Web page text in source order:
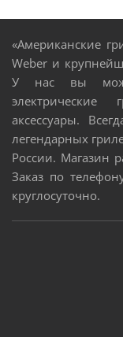
«Американские
Weber и
У нас вы
аксессуары.
легендарных
России. Магазин
Заказ по
круглосуточно.